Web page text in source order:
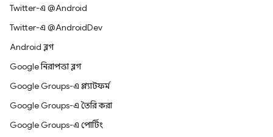
Twitter-এ @Android
Twitter-এ @AndroidDev
Android ব্লগ
Google নিরাপত্তা ব্লগ
Google Groups-এ প্ল্যাটফর্ম
Google Groups-এ তৈরি করা
Google Groups-এ পোর্টিং